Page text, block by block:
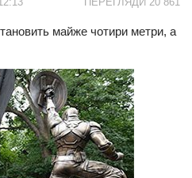
майже чотири метри, а